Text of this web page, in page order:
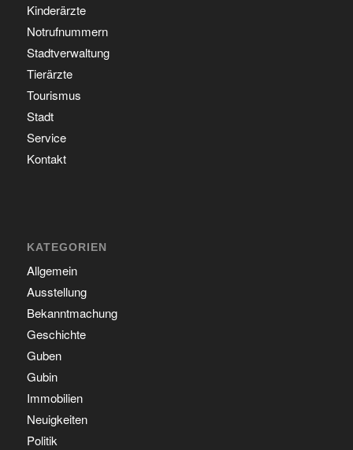
Kinderärzte
Notrufnummern
Stadtverwaltung
Tierärzte
Tourismus
Stadt
Service
Kontakt
KATEGORIEN
Allgemein
Ausstellung
Bekanntmachung
Geschichte
Guben
Gubin
Immobilien
Neuigkeiten
Politik